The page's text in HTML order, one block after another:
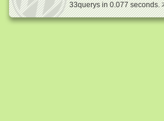
33querys in 0.077 seconds.